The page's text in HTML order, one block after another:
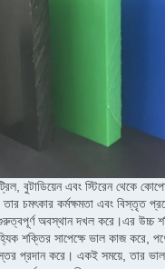
বুটাডিয়েন এবং স্টিরেন থেকে
তার চমৎকার কর্মক্ষমতা এবং বিস্তৃত
অবস্থান দখল করে।এর উচ্চ
শক্তির সাপেক্ষে ভাল কাজ করে,
প্রদান করে। একই সময়ে, তার ভাল